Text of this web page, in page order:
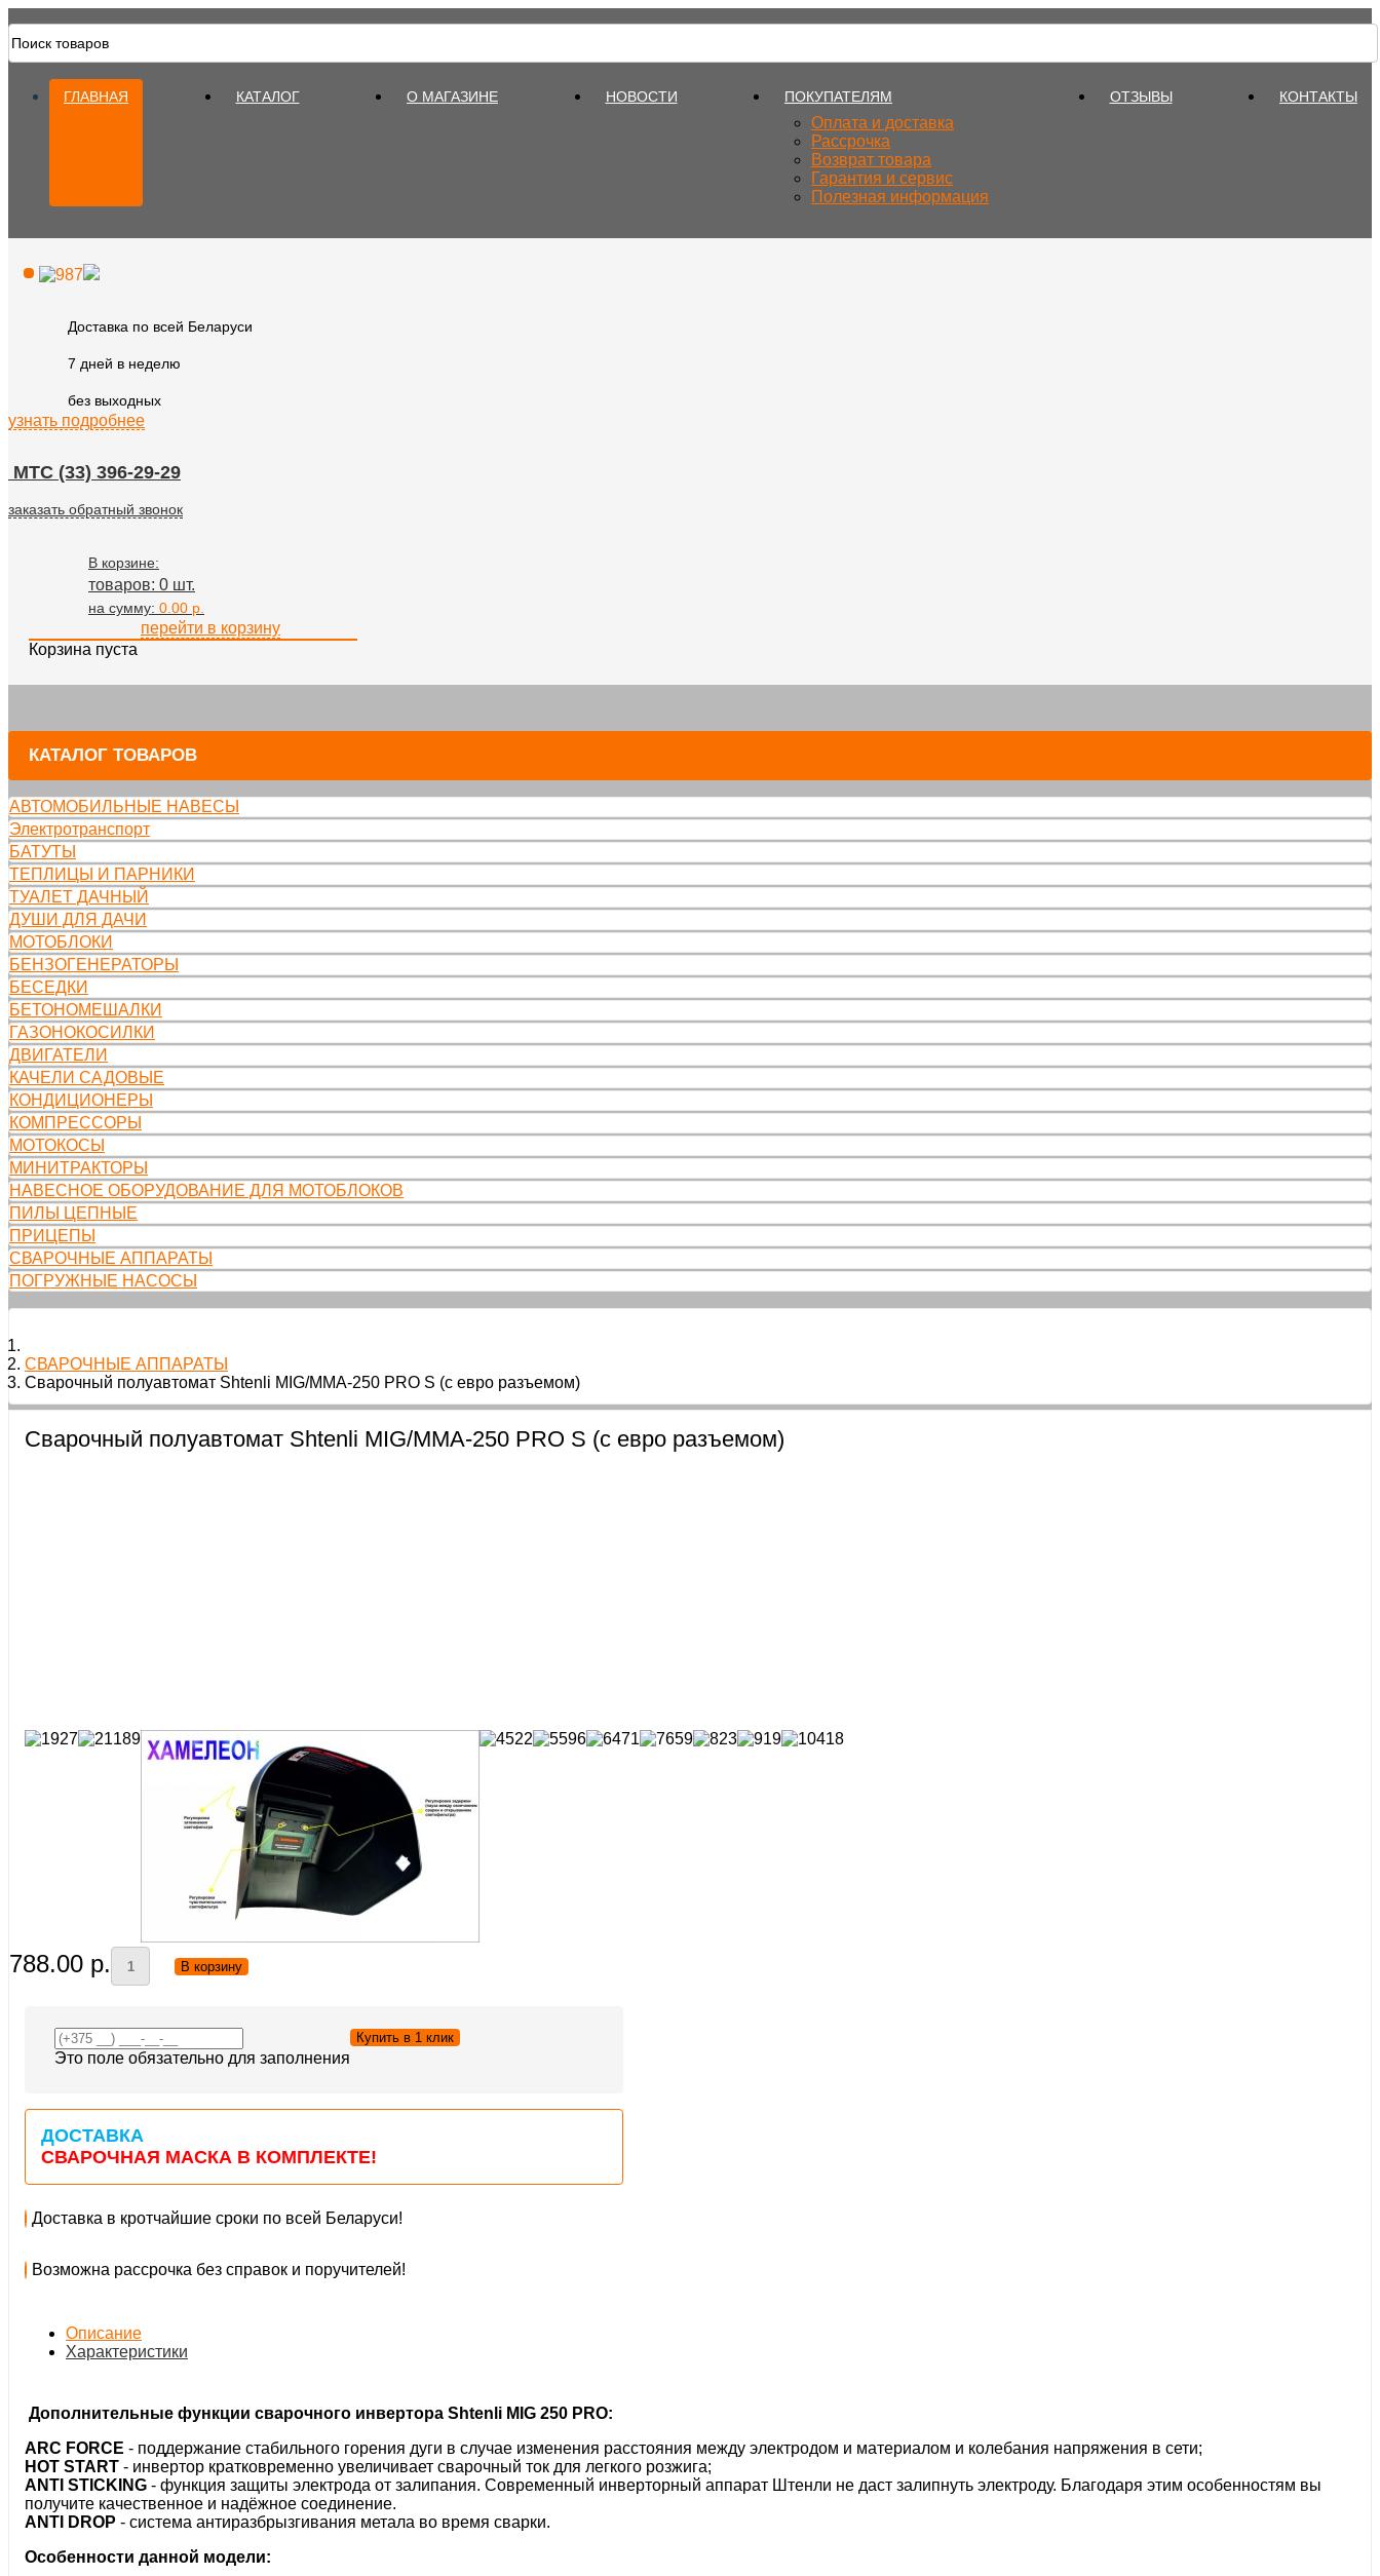
ГЛАВНАЯ КАТАЛОГ О МАГАЗИНЕ НОВОСТИ ПОКУПАТЕЛЯМ
Оплата и доставка
Рассрочка
Возврат товара
Гарантия и сервис
Полезная информация
ОТЗЫВЫ КОНТАКТЫ
Доставка по всей Беларуси
7 дней в неделю
без выходных
узнать подробнее
МТС (33) 396-29-29
заказать обратный звонок
В корзине:
товаров: 0 шт.
на сумму: 0.00 p.
перейти в корзину
Корзина пуста
КАТАЛОГ ТОВАРОВ
АВТОМОБИЛЬНЫЕ НАВЕСЫ
Электротранспорт
БАТУТЫ
ТЕПЛИЦЫ И ПАРНИКИ
ТУАЛЕТ ДАЧНЫЙ
ДУШИ ДЛЯ ДАЧИ
МОТОБЛОКИ
БЕНЗОГЕНЕРАТОРЫ
БЕСЕДКИ
БЕТОНОМЕШАЛКИ
ГАЗОНОКОСИЛКИ
ДВИГАТЕЛИ
КАЧЕЛИ САДОВЫЕ
КОНДИЦИОНЕРЫ
КОМПРЕССОРЫ
МОТОКОСЫ
МИНИТРАКТОРЫ
НАВЕСНОЕ ОБОРУДОВАНИЕ ДЛЯ МОТОБЛОКОВ
ПИЛЫ ЦЕПНЫЕ
ПРИЦЕПЫ
СВАРОЧНЫЕ АППАРАТЫ
ПОГРУЖНЫЕ НАСОСЫ
СВАРОЧНЫЕ АППАРАТЫ
Сварочный полуавтомат Shtenli MIG/MMA-250 PRO S (с евро разъемом)
Сварочный полуавтомат Shtenli MIG/MMA-250 PRO S (с евро разъемом)
788.00 p. В корзину
Это поле обязательно для заполнения
Купить в 1 клик
ДОСТАВКА
СВАРОЧНАЯ МАСКА В КОМПЛЕКТЕ!
Доставка в кротчайшие сроки по всей Беларуси!
Возможна рассрочка без справок и поручителей!
Описание
Характеристики
Дополнительные функции сварочного инвертора Shtenli MIG ­250 PRO:
ARC FORCE ­- поддержание стабильного горения дуги в случае изменения расстояния между электродом и материалом и колебания напряжения в сети;
HOT START -­ инвертор кратковременно увеличивает сварочный ток для легкого розжига;
ANTI STICKING -­ функция защиты электрода от залипания. Современный инверторный аппарат Штенли не даст залипнуть электроду. Благодаря этим особенностям вы
получите качественное и надёжное соединение.
ANTI DROP ­- система антиразбрызгивания метала во время сварки.
Особенности данной модели: